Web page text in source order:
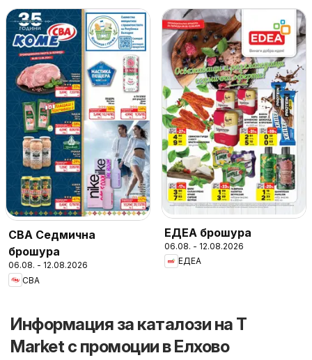
CBA Седмична
брошура
06.08. - 12.08.2026
CBA
ЕДЕА брошура
06.08. - 12.08.2026
ЕДЕА
Информация за каталози на T
Market с промоции в Елхово